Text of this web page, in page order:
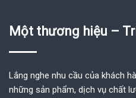
Một thương hiệu –
Lắng nghe nhu cầu của khách
những sản phẩm, dịch vụ chất